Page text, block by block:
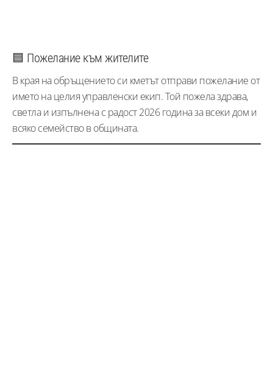
🟦 Пожелание към жителите
В края на обръщението си кметът отправи пожелание от
името на целия управленски екип. Той пожела здрава,
светла и изпълнена с радост 2026 година за всеки дом и
всяко семейство в общината.